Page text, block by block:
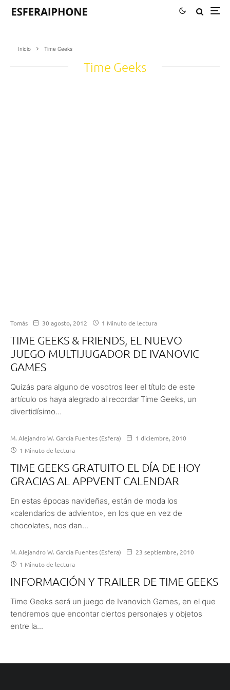
Inicio Time Geeks
Time Geeks
Tomás 30 agosto, 2012 1 Minuto de lectura
TIME GEEKS & FRIENDS, EL NUEVO
JUEGO MULTIJUGADOR DE IVANOVIC
GAMES
Quizás para alguno de vosotros leer el título de este
artículo os haya alegrado al recordar Time Geeks, un
divertidísimo...
M. Alejandro W. García Fuentes (Esfera)
1 diciembre, 2010
1 Minuto de lectura
TIME GEEKS GRATUITO EL DÍA DE HOY
GRACIAS AL APPVENT CALENDAR
En estas épocas navideñas, están de moda los
«calendarios de adviento», en los que en vez de
chocolates, nos dan...
M. Alejandro W. García Fuentes (Esfera)
23 septiembre, 2010
1 Minuto de lectura
INFORMACIÓN Y TRAILER DE TIME GEEKS
Time Geeks será un juego de Ivanovich Games, en el que
tendremos que encontar ciertos personajes y objetos
entre la...